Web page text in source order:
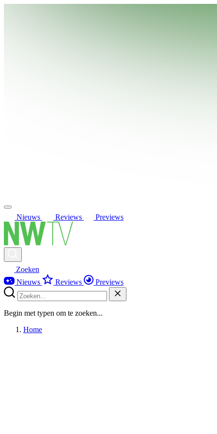
Nieuws Reviews Previews
Zoeken
Nieuws
Reviews Previews
Begin met typen om te zoeken...
Home